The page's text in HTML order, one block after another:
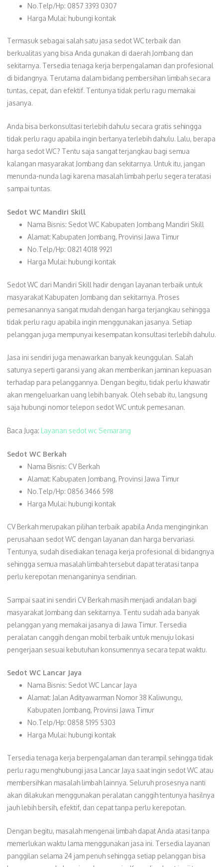
No.Telp/Hp: 0857 3393 0307
Harga Mulai: hubungi kontak
Termasuk sebagai salah satu jasa sedot WC terbaik dan
berkualitas yang bisa Anda gunakan di daerah Jombang dan
sekitarnya. Tersedia tenaga kerja berpengalaman dan profesional
di bidangnya. Terutama dalam bidang pembersihan limbah secara
tuntas, cepat, dan efektif. Tentunya tidak perlu ragu memakai
jasanya.
Anda bisa berkonsultasi terlebih dahulu secara gratis sehingga
tidak perlu ragu apabila ingin bertanya terlebih dahulu. Lalu, berapa
harga sedot WC? Tentu saja sangat terjangkau bagi semua
kalangan masyarakat Jombang dan sekitarnya. Untuk itu, jangan
menunda-nunda lagi karena masalah limbah perlu segera teratasi
sampai tuntas.
Sedot WC Mandiri Skill
Nama Bisnis: Sedot WC Kabupaten Jombang Mandiri Skill
Alamat: Kabupaten Jombang, Provinsi Jawa Timur
No.Telp/Hp: 0821 4018 9921
Harga Mulai: hubungi kontak
Sedot WC dari Mandiri Skill hadir dengan layanan terbaik untuk
masyarakat Kabupaten Jombang dan sekitarnya. Proses
pemesanannya sangat mudah dengan harga terjangkau sehingga
tidak perlu ragu apabila ingin menggunakan jasanya. Setiap
pelanggan juga mempunyai kesempatan konsultasi terlebih dahulu.
Jasa ini sendiri juga menawarkan banyak keunggulan. Salah
satunya seperti garansi yang akan memberikan jaminan kepuasan
terhadap para pelanggannya. Dengan begitu, tidak perlu khawatir
akan mengeluarkan uang lebih banyak. Oleh sebab itu, langsung
saja hubungi nomor telepon sedot WC untuk pemesanan.
Baca Juga: Layanan sedot wc Semarang
Sedot WC Berkah
Nama Bisnis: CV Berkah
Alamat: Kabupaten Jombang, Provinsi Jawa Timur
No.Telp/Hp: 0856 3466 598
Harga Mulai: hubungi kontak
CV Berkah merupakan pilihan terbaik apabila Anda menginginkan
perusahaan sedot WC dengan layanan dan harga bervariasi.
Tentunya, sudah disediakan tenaga kerja profesional di bidangnya
sehingga semua masalah limbah tersebut dapat teratasi tanpa
perlu kerepotan menanganinya sendirian.
Sampai saat ini sendiri CV Berkah masih menjadi andalan bagi
masyarakat Jombang dan sekitarnya. Tentu sudah ada banyak
pelanggan yang memakai jasanya di Jawa Timur. Tersedia
peralatan canggih dengan mobil terbaik untuk menuju lokasi
pengerjaan sesuai kebutuhan konsumennya secara tepat waktu.
Sedot WC Lancar Jaya
Nama Bisnis: Sedot WC Lancar Jaya
Alamat: Jalan Adityawarman Nomor 38 Kaliwungu,
Kabupaten Jombang, Provinsi Jawa Timur
No.Telp/Hp: 0858 5195 5303
Harga Mulai: hubungi kontak
Tersedia tenaga kerja berpengalaman dan terampil sehingga tidak
perlu ragu menghubungi jasa Lancar Jaya saat ingin sedot WC atau
membersihkan masalah limbah lainnya. Seluruh prosesnya nanti
akan dilakukan menggunakan peralatan canggih tentunya hasilnya
jauh lebih bersih, efektif, dan cepat tanpa perlu kerepotan.
Dengan begitu, masalah mengenai limbah dapat Anda atasi tanpa
memerlukan waktu lama menggunakan jasa ini. Tersedia layanan
panggilan selama 24 jam penuh sehingga setiap pelanggan bisa